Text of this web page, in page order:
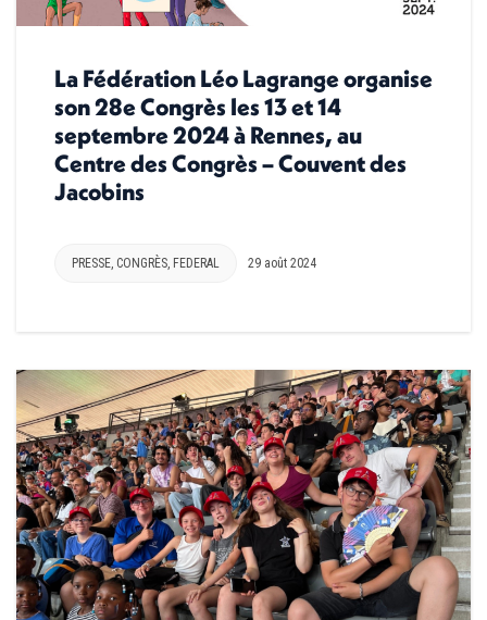
La Fédération Léo Lagrange organise
son 28e Congrès les 13 et 14
septembre 2024 à Rennes, au
Centre des Congrès – Couvent des
Jacobins
PRESSE, CONGRÈS, FEDERAL 29 août 2024